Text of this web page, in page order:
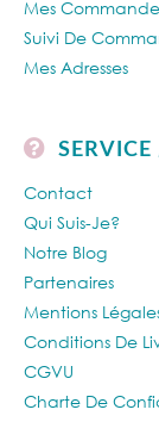
Mes
Suivi De
Mes Adresses
Contact
Qui Suis-Je?
Notre Blog
Partenaires
Mentions
Conditions De
CGVU
Charte De